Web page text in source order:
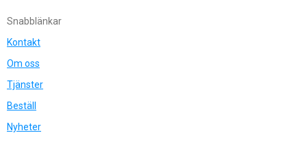
Snabblänkar
Kontakt
Om oss
Tjänster
Beställ
Nyheter